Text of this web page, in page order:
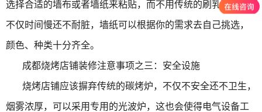
选择合适的墙布或者墙纸来粘贴，而不用传统的刷乳胶漆，
不仅时间慢还不耐脏，墙纸可以根据你的需求去自己挑选，
颜色、种类十分齐全。
成都烧烤店铺装修注意事项之三：安全设施
烧烤店铺应该摒弃传统的碳烤炉，不仅不安全还不卫生，
烟雾浓厚，可以采用专用的光波炉，这也会使得电气设备工